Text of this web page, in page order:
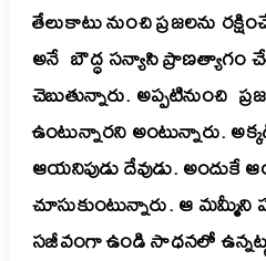
తేలుకాటు నుంచి ప్రజలను
అనే బౌద్ధ సన్యాసి ప్రాణత్యాగం
చెబుతున్నారు. అప్పటినుంచి
ఉంటున్నారని అంటున్నారు.
ఆయనిపుడు దేవుడు. అందుకే
చూసుకుంటున్నారు. ఆ మమ్మీని
సజీవంగా ఉండి సాధనలో